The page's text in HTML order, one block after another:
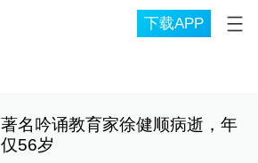
下载APP
著名吟诵教育家徐健顺病逝，年
仅56岁